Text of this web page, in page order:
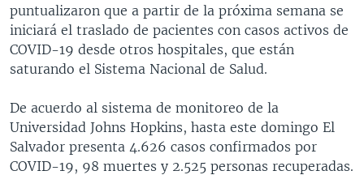
puntualizaron que a partir de la próxima semana se
iniciará el traslado de pacientes con casos activos de
COVID-19 desde otros hospitales, que están
saturando el Sistema Nacional de Salud.
De acuerdo al sistema de monitoreo de la
Universidad Johns Hopkins, hasta este domingo El
Salvador presenta 4.626 casos confirmados por
COVID-19, 98 muertes y 2.525 personas recuperadas.